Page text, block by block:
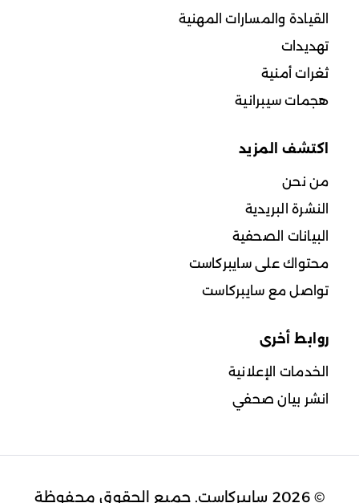
القيادة والمسارات المهنية
تهديدات
ثغرات أمنية
هجمات سيبرانية
اكتشف المزيد
من نحن
النشرة البريدية
البيانات الصحفية
محتواك على سايبركاست
تواصل مع سايبركاست
روابط أخرى
الخدمات الإعلانية
انشر بيان صحفي
© 2026 سايبركاست. جميع الحقوق محفوظة